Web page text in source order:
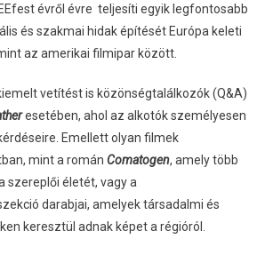
évről évre teljesíti egyik legfontosabb
és szakmai hidak építését Európa keleti
az amerikai filmipar között.
vetítést is közönségtalálkozók (Q&A)
esetében, ahol az alkotók személyesen
Emellett olyan filmek
mint a román Comatogen, amely több
szereplői életét, vagy a
darabjai, amelyek társadalmi és
keresztül adnak képet a régióról.